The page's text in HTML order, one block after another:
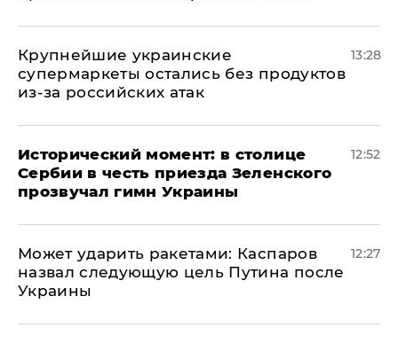
Крупнейшие украинские
супермаркеты остались без продуктов
из-за российских атак
13:28
Исторический момент: в столице
Сербии в честь приезда Зеленского
прозвучал гимн Украины
12:52
Может ударить ракетами: Каспаров
назвал следующую цель Путина после
Украины
12:27